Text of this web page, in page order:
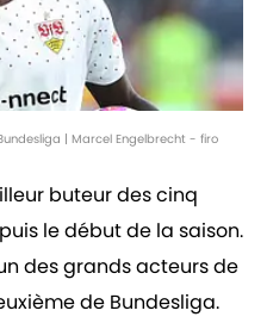
| Marcel Engelbrecht - firo
buteur des cinq
le début de la saison.
des grands acteurs de
de Bundesliga.